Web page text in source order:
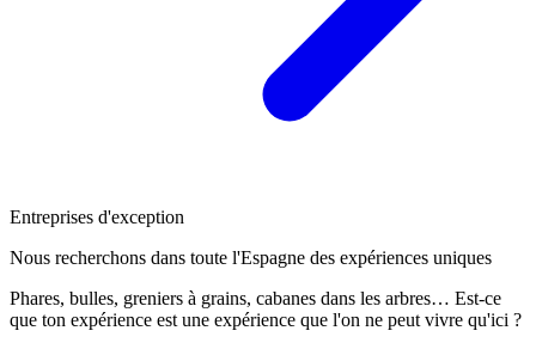
Entreprises d'exception
Nous recherchons dans toute l'Espagne des expériences uniques
Phares, bulles, greniers à grains, cabanes dans les arbres… Est-ce
que ton expérience est une expérience que l'on ne peut vivre qu'ici ?